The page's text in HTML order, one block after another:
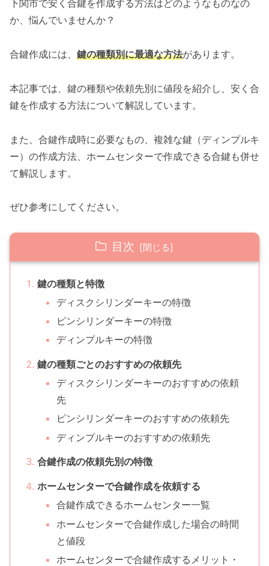
下関市で安く合鍵を作成する方法はどのようなものなの
か、悩んでいませんか？
合鍵作成には、 鍵の種類別に最適な方法があります。
本記事では、鍵の種類や依頼先別に値段を紹介し、安く合
鍵を作成する方法について解説しています。
また、合鍵作成時に必要なもの、複雑な鍵（ディンプルキ
ー）の作成方法、ホームセンターで作成できる合鍵も併せ
て解説します。
ぜひ参考にしてください。
目次
鍵の種類と特徴
ディスクシリンダーキーの特徴
ピンシリンダーキーの特徴
ディンプルキーの特徴
鍵の種類ごとのおすすめの依頼先
ディスクシリンダーキーのおすすめの依頼
先
ピンシリンダーキーのおすすめの依頼先
ディンプルキーのおすすめの依頼先
合鍵作成の依頼先別の特徴
ホームセンターで合鍵作成を依頼する
合鍵作成できるホームセンター一覧
ホームセンターで合鍵作成した場合の時間
と値段
ホームセンターで合鍵作成するメリット・